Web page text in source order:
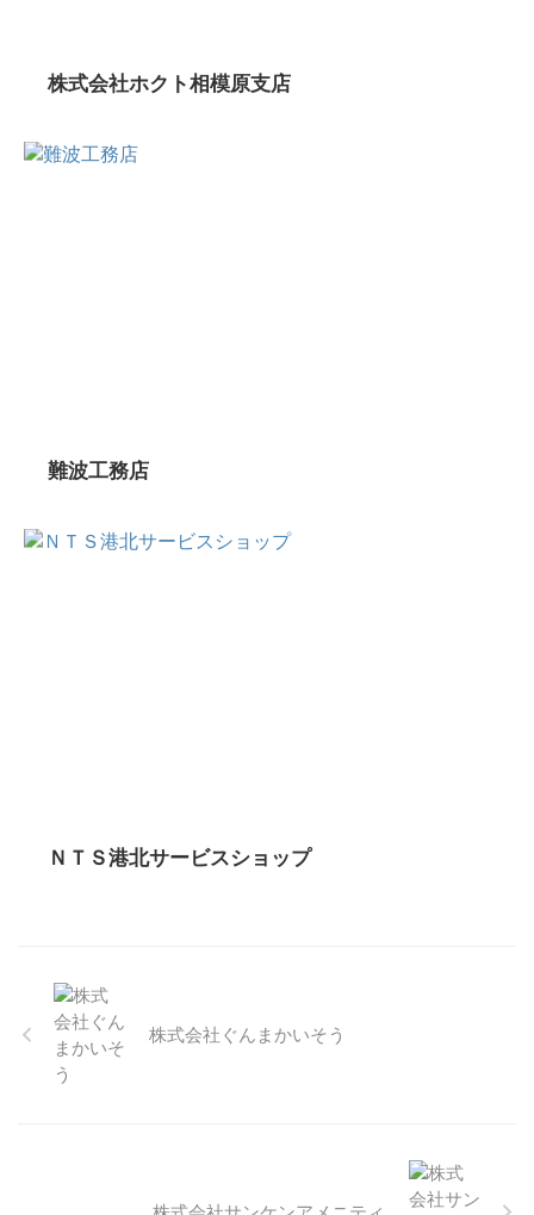
株式会社ホクト相模原支店
難波工務店
ＮＴＳ港北サービスショップ
株式会社ぐんまかいそう